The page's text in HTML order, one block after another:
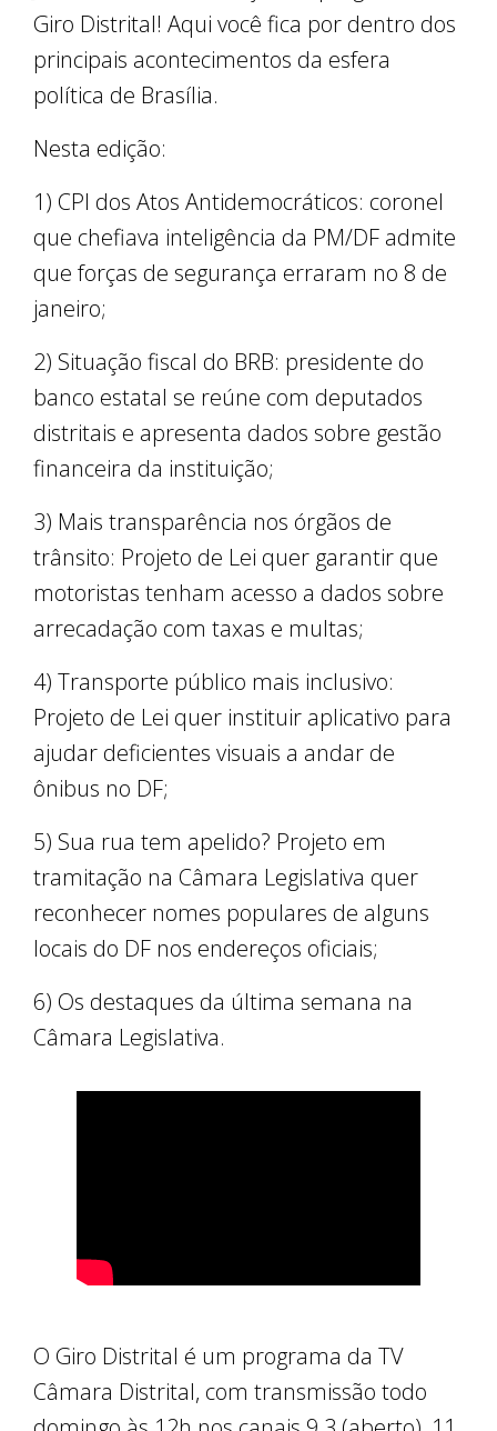
Giro Distrital! Aqui você fica por dentro dos
principais acontecimentos da esfera
política de Brasília.
Nesta edição:
1) CPI dos Atos Antidemocráticos: coronel
que chefiava inteligência da PM/DF admite
que forças de segurança erraram no 8 de
janeiro;
2) Situação fiscal do BRB: presidente do
banco estatal se reúne com deputados
distritais e apresenta dados sobre gestão
financeira da instituição;
3) Mais transparência nos órgãos de
trânsito: Projeto de Lei quer garantir que
motoristas tenham acesso a dados sobre
arrecadação com taxas e multas;
4) Transporte público mais inclusivo:
Projeto de Lei quer instituir aplicativo para
ajudar deficientes visuais a andar de
ônibus no DF;
5) Sua rua tem apelido? Projeto em
tramitação na Câmara Legislativa quer
reconhecer nomes populares de alguns
locais do DF nos endereços oficiais;
6) Os destaques da última semana na
Câmara Legislativa.
O Giro Distrital é um programa da TV
Câmara Distrital, com transmissão todo